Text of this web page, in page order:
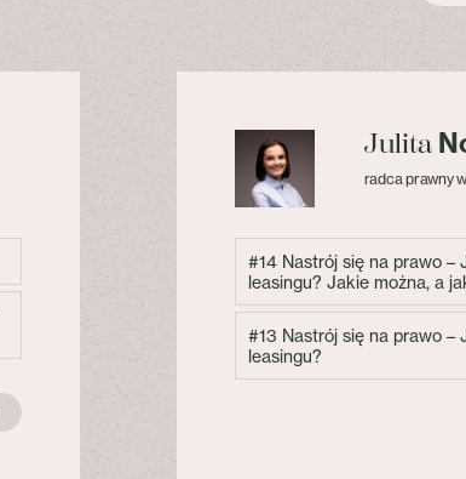
Julita
radca prawny
#14 Nastrój się na prawo –
leasingu? Jakie można, a
#13 Nastrój się na prawo –
leasingu?